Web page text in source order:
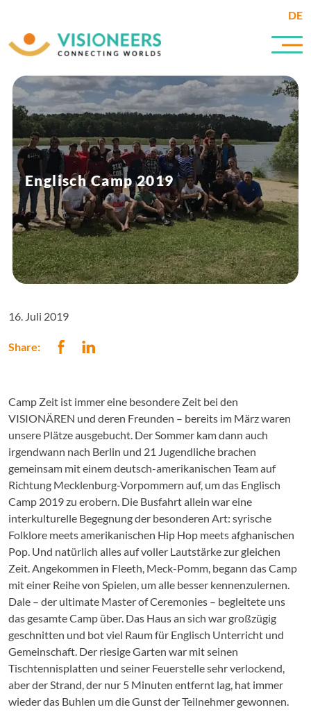
DE
Englisch Camp 2019
16. Juli 2019
Share:
Camp Zeit ist immer eine besondere Zeit bei den
VISIONÄREN und deren Freunden – bereits im März waren
unsere Plätze ausgebucht. Der Sommer kam dann auch
irgendwann nach Berlin und 21 Jugendliche brachen
gemeinsam mit einem deutsch-amerikanischen Team auf
Richtung Mecklenburg-Vorpommern auf, um das Englisch
Camp 2019 zu erobern. Die Busfahrt allein war eine
interkulturelle Begegnung der besonderen Art: syrische
Folklore meets amerikanischen Hip Hop meets afghanischen
Pop. Und natürlich alles auf voller Lautstärke zur gleichen
Zeit. Angekommen in Fleeth, Meck-Pomm, begann das Camp
mit einer Reihe von Spielen, um alle besser kennenzulernen.
Dale – der ultimate Master of Ceremonies – begleitete uns
das gesamte Camp über. Das Haus an sich war großzügig
geschnitten und bot viel Raum für Englisch Unterricht und
Gemeinschaft. Der riesige Garten war mit seinen
Tischtennisplatten und seiner Feuerstelle sehr verlockend,
aber der Strand, der nur 5 Minuten entfernt lag, hat immer
wieder das Buhlen um die Gunst der Teilnehmer gewonnen.